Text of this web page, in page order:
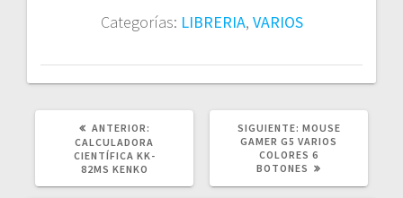
Categorías: LIBRERIA, VARIOS
ANTERIOR:
ANTERIOR:
CALCULADORA
CIENTÍFICA KK-
82MS KENKO
SIGUIENTE: SIGUIENTE
POST:
MOUSE
GAMER G5 VARIOS
COLORES 6
BOTONES